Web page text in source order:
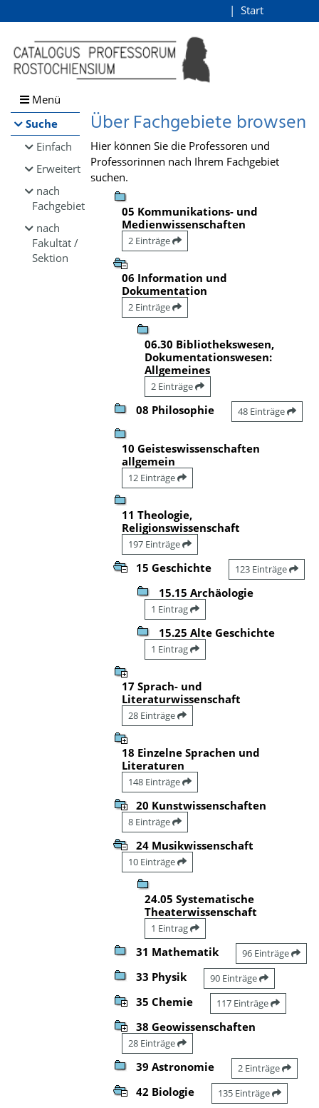
Browsen
direkt zum Inhalt
Start
Menü
Suche
Einfach
Erweitert
nach
Fachgebiet
nach
Fakultät /
Sektion
Über Fachgebiete browsen
Hier können Sie die Professoren und
Professorinnen nach Ihrem Fachgebiet
suchen.
05 Kommunikations- und
Medienwissenschaften
2 Einträge
06 Information und
Dokumentation
2 Einträge
06.30 Bibliothekswesen,
Dokumentationswesen:
Allgemeines
2 Einträge
08 Philosophie 48 Einträge
10 Geisteswissenschaften
allgemein
12 Einträge
11 Theologie,
Religionswissenschaft
197 Einträge
15 Geschichte 123 Einträge
15.15 Archäologie
1 Eintrag
15.25 Alte Geschichte
1 Eintrag
17 Sprach- und
Literaturwissenschaft
28 Einträge
18 Einzelne Sprachen und
Literaturen
148 Einträge
20 Kunstwissenschaften
8 Einträge
24 Musikwissenschaft
10 Einträge
24.05 Systematische
Theaterwissenschaft
1 Eintrag
31 Mathematik 96 Einträge
33 Physik 90 Einträge
35 Chemie 117 Einträge
38 Geowissenschaften
28 Einträge
39 Astronomie 2 Einträge
42 Biologie 135 Einträge